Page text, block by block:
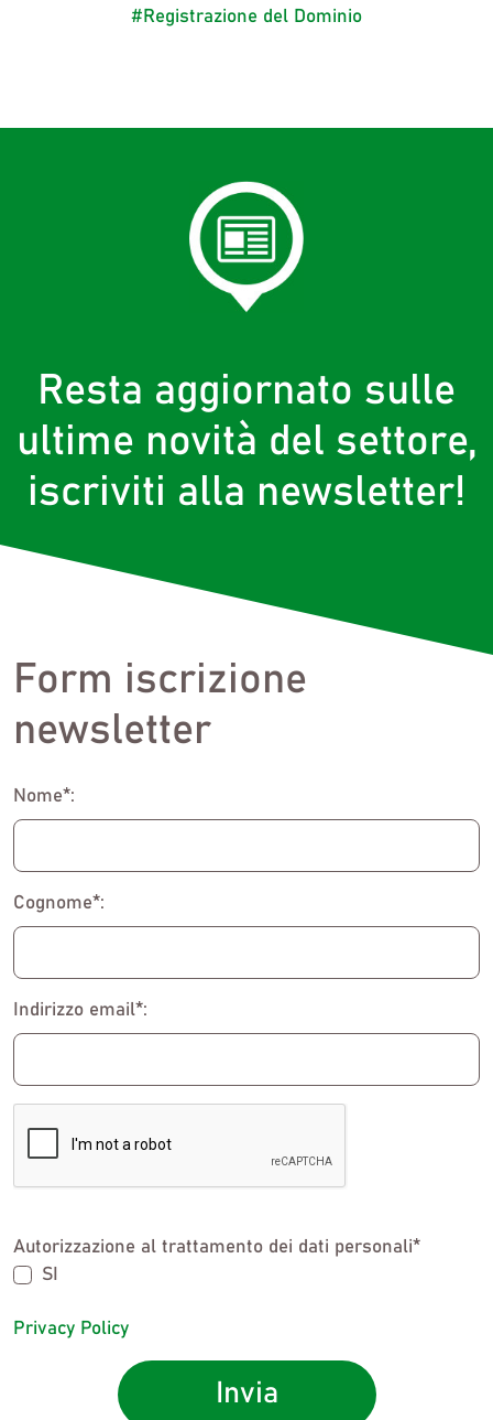
#Registrazione del Dominio
Resta aggiornato sulle
ultime novità del settore,
iscriviti alla newsletter!
Form iscrizione
newsletter
Nome*:
Cognome*:
Indirizzo email*:
Autorizzazione al trattamento dei dati personali*
SI
Privacy Policy
Invia